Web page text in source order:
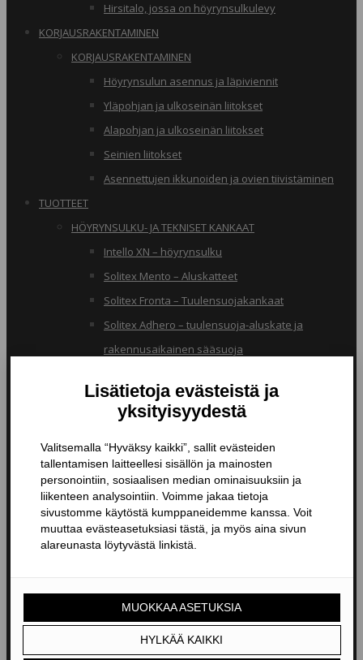
Hirsitalo, jossa on höyrynsulkulevy
KORJAUSRAKENTAMINEN
KORJAUSRAKENTAMINEN
Höyrynsulun asennus ja läpiviennit
Yläpohjan ja ulkoseinän liitokset
Alapohjan ja ulkoseinän liitokset
Seinien liitokset
Asennettujen ikkunoiden ja ovien tiivistäminen
TUOTTEET
HÖYRYNSULKU- JA TEKNISET KANKAAT
Intello XN – höyrynsulku
Solitex Mento – Aluskatteet
Solitex Fronta – Tuulensuojakankaat
Solitex Adhero – tuulensuoja-aluskate ja
rakennusaikainen sääsuoja
TIIVISTYSTUOTTEET
Butyylinauhat ja -teipit
Liitosnauhat
Läpiviennit
Tiivistyspinnoitteet ja -massat
Tiivistysteipit
Pohjustusaineet ja tarvikkeet
RAKENNERUUVIT
RAPID osakierreruuvit